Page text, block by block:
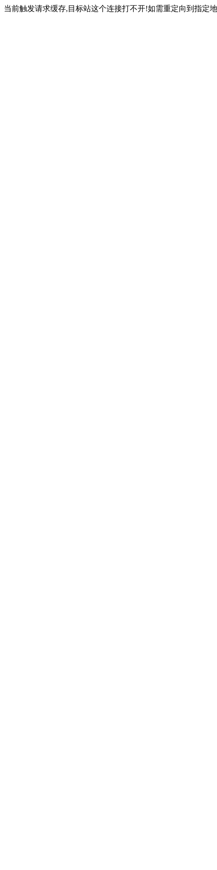
当前触发请求缓存,目标站这个连接打不开!如需重定向到指定